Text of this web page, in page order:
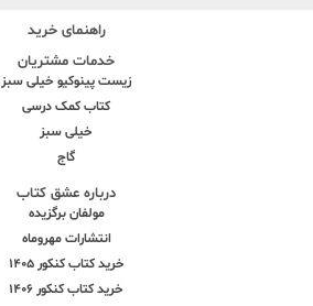
راهنمای خرید
خدمات مشتریان
زیست پینوکیو خیلی سبز
کتاب کمک درسی
خیلی سبز
گاج
درباره عشق کتاب
مولفان برگزیده
انتشارات مهروماه
خرید کتاب کنکور 1405
خرید کتاب کنکور 1406